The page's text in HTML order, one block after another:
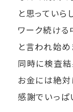
と思っていら
ワーク続ける
と言われ始
同時に検査結
お金には絶対
感謝でいっぱ